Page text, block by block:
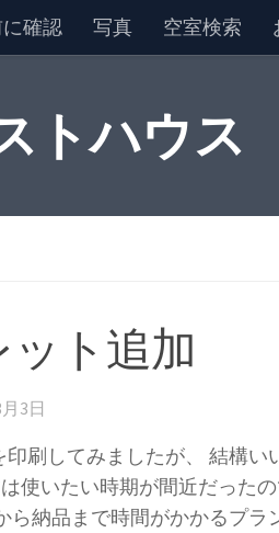
確認 写真 空室検索
トハウス
ト追加
3日
刷してみましたが、 結構
使いたい時期が間近だった
ら納品まで時間がかかるプ